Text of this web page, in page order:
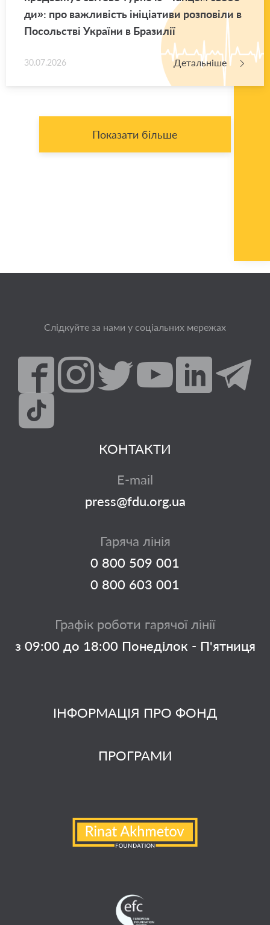
ди»: про ва­жли­вість іні­ці­а­ти­ви роз­по­ві­ли в
По­соль­стві Укра­ї­ни в Бра­зи­лії
30.07.2026 Детальніше
Показати більше
Слідкуйте за нами у соціальних мережах
ІНФОРМАЦІЯ ПРО ФОНД
ПРОГРАМИ
КОНТАКТИ
E-mail
press@fdu.org.ua
Гаряча лінія
0 800 509 001
0 800 603 001
Графік роботи гарячої лінії
з 09:00 до 18:00 Понеділок - П'ятниця